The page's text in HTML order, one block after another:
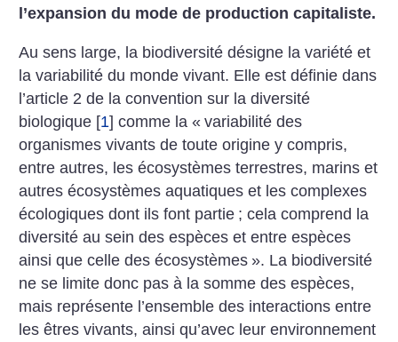
l’expansion du mode de production capitaliste.
Au sens large, la biodiversité désigne la variété et
la variabilité du monde vivant. Elle est définie dans
l’article 2 de la convention sur la diversité
biologique [1] comme la « variabilité des
organismes vivants de toute origine y compris,
entre autres, les écosystèmes terrestres, marins et
autres écosystèmes aquatiques et les complexes
écologiques dont ils font partie ; cela comprend la
diversité au sein des espèces et entre espèces
ainsi que celle des écosystèmes ». La biodiversité
ne se limite donc pas à la somme des espèces,
mais représente l’ensemble des interactions entre
les êtres vivants, ainsi qu’avec leur environnement